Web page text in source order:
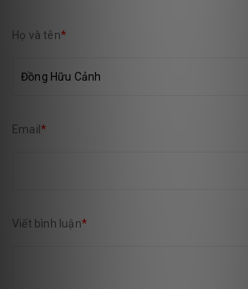
Họ và tên*
Email *
Viết bình luận*